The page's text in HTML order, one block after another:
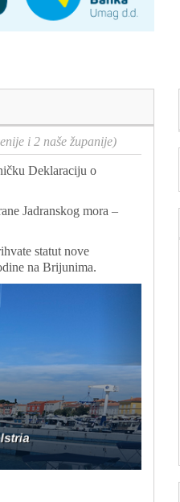
i 2 naše županije)
Deklaraciju o
Jadranskog mora –
statut nove
na Brijunima.